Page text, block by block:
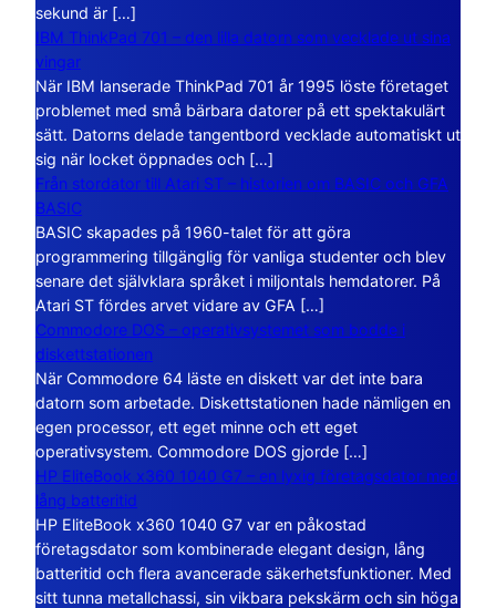
sekund är […]
IBM ThinkPad 701 – den lilla datorn som vecklade ut sina
vingar
När IBM lanserade ThinkPad 701 år 1995 löste företaget
problemet med små bärbara datorer på ett spektakulärt
sätt. Datorns delade tangentbord vecklade automatiskt ut
sig när locket öppnades och […]
Från stordator till Atari ST – historien om BASIC och GFA
BASIC
BASIC skapades på 1960-talet för att göra
programmering tillgänglig för vanliga studenter och blev
senare det självklara språket i miljontals hemdatorer. På
Atari ST fördes arvet vidare av GFA […]
Commodore DOS – operativsystemet som bodde i
diskettstationen
När Commodore 64 läste en diskett var det inte bara
datorn som arbetade. Diskettstationen hade nämligen en
egen processor, ett eget minne och ett eget
operativsystem. Commodore DOS gjorde […]
HP EliteBook x360 1040 G7 – en lyxig företagsdator med
lång batteritid
HP EliteBook x360 1040 G7 var en påkostad
företagsdator som kombinerade elegant design, lång
batteritid och flera avancerade säkerhetsfunktioner. Med
sitt tunna metallchassi, sin vikbara pekskärm och sin höga